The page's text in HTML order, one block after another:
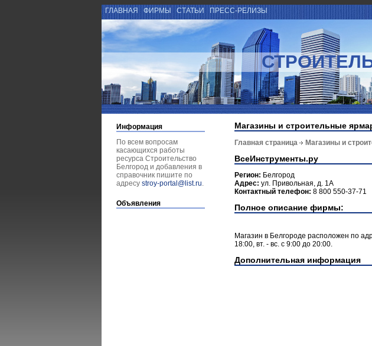
ГЛАВНАЯ ФИРМЫ СТАТЬИ ПРЕСС-РЕЛИЗЫ
Информация
По всем вопросам
касающихся работы
ресурса Строительство
Белгород и добавления в
справочник пишите по
адресу stroy-portal@list.ru.
Объявления
Магазины и строительные
Главная страница Магазины и
ВсеИнструменты.ру
Регион: Белгород
Адрес: ул. Привольная, д. 1А
Контактный телефон: 8 800 550-37-71
Полное описание фирмы:
Магазин в Белгороде расположен по
18:00, вт. - вс. с 9:00 до 20:00.
Дополнительная информация